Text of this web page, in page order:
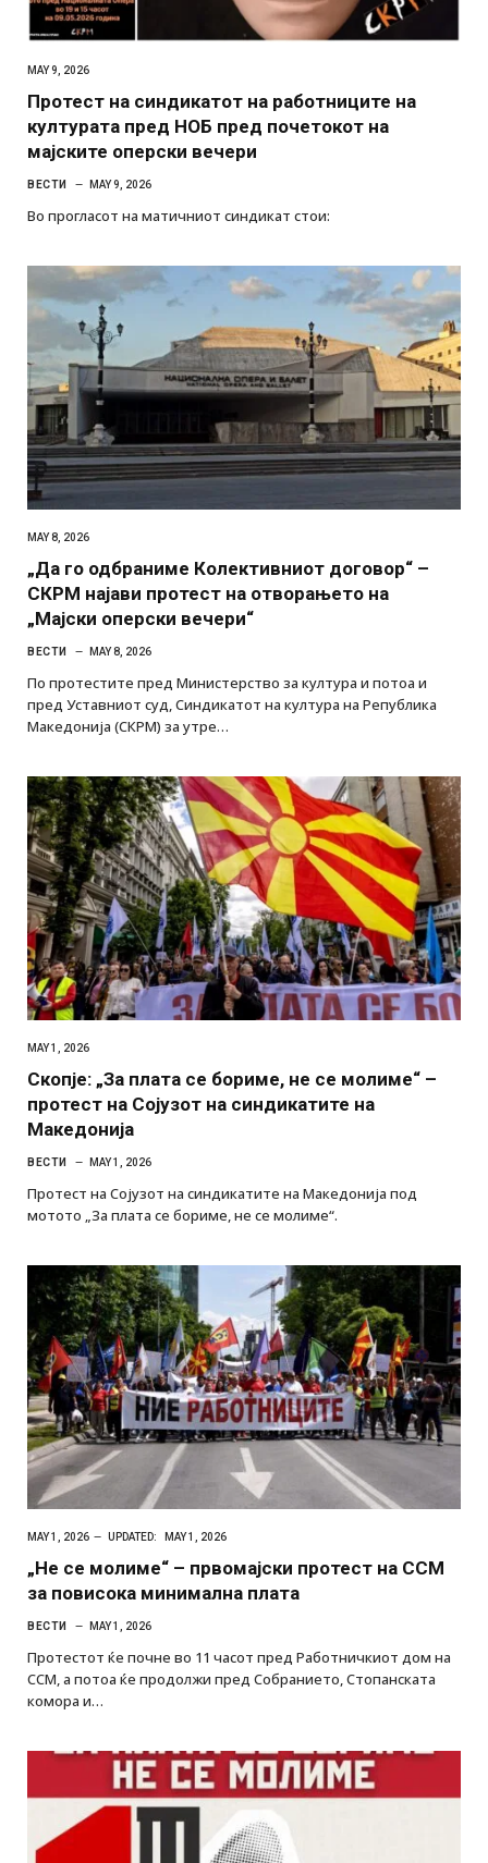
MAY 9, 2026
Протест на синдикатот на работниците на
културата пред НОБ пред почетокот на
мајските оперски вечери
ВЕСТИ MAY 9, 2026
Во прогласот на матичниот синдикат стои:
MAY 8, 2026
„Да го одбраниме Колективниот договор“ –
СКРМ најави протест на отворањето на
„Мајски оперски вечери“
ВЕСТИ MAY 8, 2026
По протестите пред Министерство за култура и потоа и
пред Уставниот суд, Синдикатот на култура на Република
Македонија (СКРМ) за утре…
MAY 1, 2026
Скопје: „За плата се бориме, не се молиме“ –
протест на Сојузот на синдикатите на
Македонија
ВЕСТИ MAY 1, 2026
Протест на Сојузот на синдикатите на Македонија под
мотото „За плата се бориме, не се молиме“.
MAY 1, 2026 UPDATED: MAY 1, 2026
„Не се молиме“ – првомајски протест на ССМ
за повисока минимална плата
ВЕСТИ MAY 1, 2026
Протестот ќе почне во 11 часот пред Работничкиот дом на
ССМ, а потоа ќе продолжи пред Собранието, Стопанската
комора и…